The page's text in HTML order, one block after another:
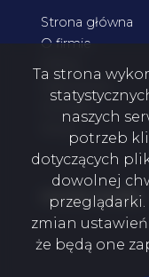
Strona główna
O firmie
Kontakt
social media
Ta strona
naszych
potrzeb
dotyczących
dowolnej
zmian ustawień
że będą one